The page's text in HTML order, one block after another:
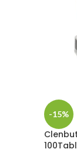
-15%